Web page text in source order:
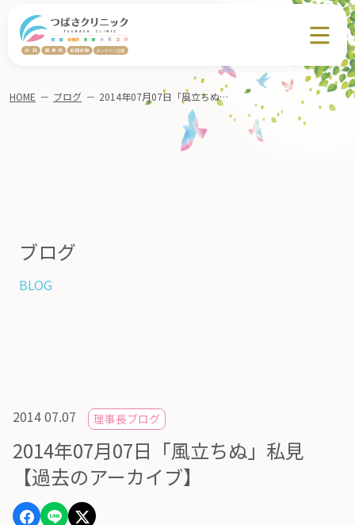
ブログ
BLOG
HOME － ブログ － 2014年07月07日「風立ちぬ」私見 【過去のアーカイブ】
2014 07.07 理事長ブログ
2014年07月07日「風立ちぬ」私見
【過去のアーカイブ】